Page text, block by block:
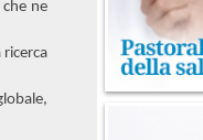
ne
ricerca